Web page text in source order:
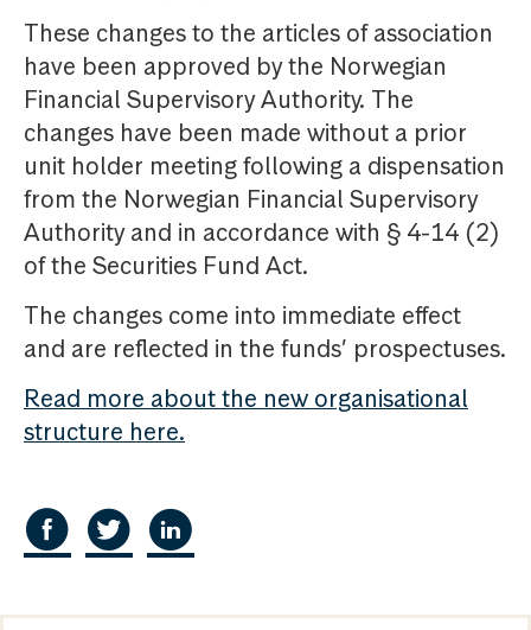
These changes to the articles of association
have been approved by the Norwegian
Financial Supervisory Authority. The
changes have been made without a prior
unit holder meeting following a dispensation
from the Norwegian Financial Supervisory
Authority and in accordance with § 4-14 (2)
of the Securities Fund Act.
The changes come into immediate effect
and are reflected in the funds’ prospectuses.
Read more about the new organisational
structure here.